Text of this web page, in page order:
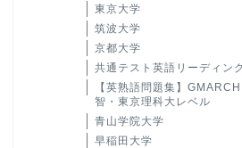
東京大学
筑波大学
京都大学
共通テスト英語リーディン
【英熟語問題集】
智・東京理科大レベル
青山学院大学
早稲田大学